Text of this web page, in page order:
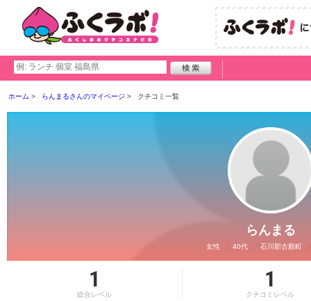
ホーム らんまるさんのマイページ クチコミ一覧
らんまる
女性 40代 石川郡古殿町
1
総合レベル
1
クチコミレベル